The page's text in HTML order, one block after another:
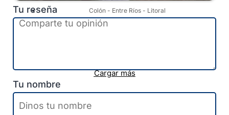
Colón - Entre Ríos - Litoral
Cabañas Bonanza en
Cargar más
Tu reseña
Tu nombre